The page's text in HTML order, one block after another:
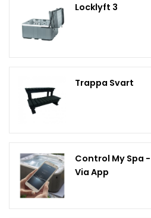
Locklyft 3
Trappa Svart
Control My Spa
Via App